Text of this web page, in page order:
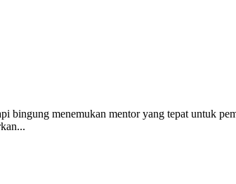
bingung menemukan mentor yang tepat untuk